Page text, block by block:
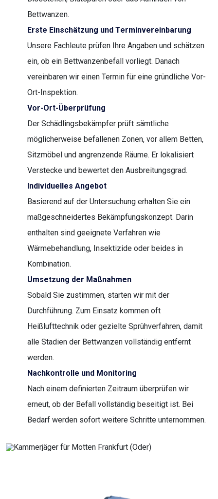
Bettwanzen.
Erste Einschätzung und Terminvereinbarung
Unsere Fachleute prüfen Ihre Angaben und schätzen
ein, ob ein Bettwanzenbefall vorliegt. Danach
vereinbaren wir einen Termin für eine gründliche Vor-
Ort-Inspektion.
Vor-Ort-Überprüfung
Der Schädlingsbekämpfer prüft sämtliche
möglicherweise befallenen Zonen, vor allem Betten,
Sitzmöbel und angrenzende Räume. Er lokalisiert
Verstecke und bewertet den Ausbreitungsgrad.
Individuelles Angebot
Basierend auf der Untersuchung erhalten Sie ein
maßgeschneidertes Bekämpfungskonzept. Darin
enthalten sind geeignete Verfahren wie
Wärmebehandlung, Insektizide oder beides in
Kombination.
Umsetzung der Maßnahmen
Sobald Sie zustimmen, starten wir mit der
Durchführung. Zum Einsatz kommen oft
Heißlufttechnik oder gezielte Sprühverfahren, damit
alle Stadien der Bettwanzen vollständig entfernt
werden.
Nachkontrolle und Monitoring
Nach einem definierten Zeitraum überprüfen wir
erneut, ob der Befall vollständig beseitigt ist. Bei
Bedarf werden sofort weitere Schritte unternommen.